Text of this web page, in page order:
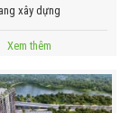
xây dựng
Xem thêm